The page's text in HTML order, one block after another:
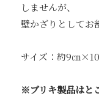
しませんが、
壁かざりとしてお
サイズ：約9㎝
※ブリキ製品はと